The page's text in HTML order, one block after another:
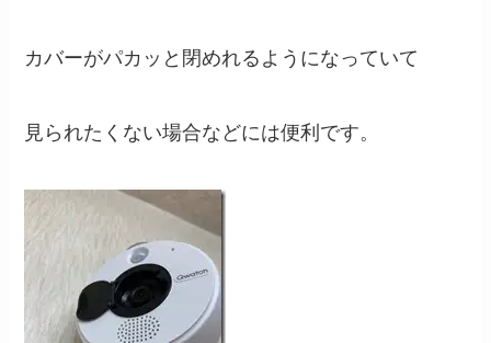
カバーがパカッと閉めれるようになっていて
見られたくない場合などには便利です。